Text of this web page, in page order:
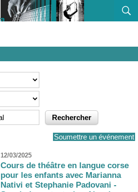
Soumettre un événement
12/03/2025
Cours de théâtre en langue corse
pour les enfants avec Marianna
Nativi et Stephanie Padovani -